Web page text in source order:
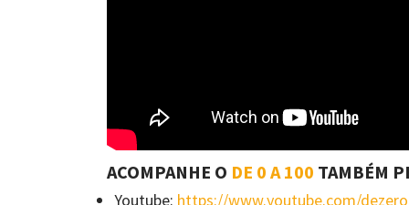
ACOMPANHE O DE 0 A 100 TAMBÉM
Youtube: https://www.youtube.com/